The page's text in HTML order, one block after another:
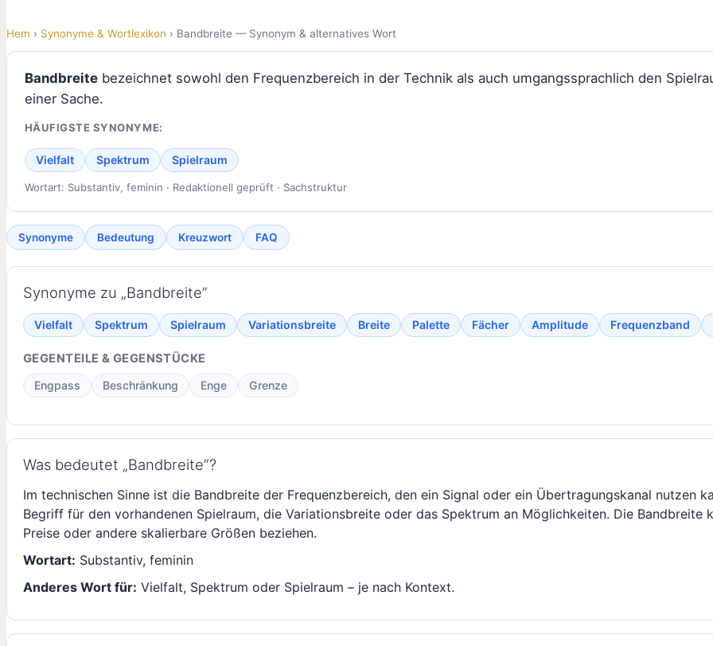
Hem › Synonyme & Wortlexikon › Bandbreite — Synonym & alternatives Wort
Bandbreitebezeichnet sowohl den Frequenzbereich in der Technik als auch umgangssprachlich den
einer Sache.
HÄUFIGSTE SYNONYME:
Vielfalt Spektrum Spielraum
Wortart: Substantiv, feminin · Redaktionell geprüft · Sachstruktur
Synonyme Bedeutung Kreuzwort FAQ
Synonyme zu „Bandbreite”
Vielfalt Spektrum Spielraum Variationsbreite Breite Palette Fächer Amplitude Frequenzband
GEGENTEILE & GEGENSTÜCKE
Engpass Beschränkung Enge Grenze
Was bedeutet „Bandbreite”?
Im technischen Sinne ist die Bandbreite der Frequenzbereich, den ein Signal oder ein Übertragungskanal nutzen
Begriff für den vorhandenen Spielraum, die Variationsbreite oder das Spektrum an Möglichkeiten. Die Bandbreite
Preise oder andere skalierbare Größen beziehen.
Wortart: Substantiv, feminin
Anderes Wort für: Vielfalt, Spektrum oder Spielraum – je nach Kontext.